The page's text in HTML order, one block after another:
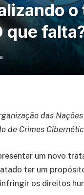
que
das
de Crimes
um novo
ter um
os direitos